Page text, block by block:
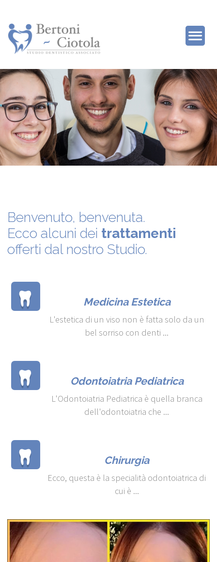
Benvenuto, benvenuta.
Ecco alcuni dei trattamenti
offerti dal nostro Studio.
Medicina Estetica
L'estetica di un viso non è fatta solo da un
bel sorriso con denti ...
Odontoiatria Pediatrica
L'Odontoiatria Pediatrica è quella branca
dell'odontoiatria che ...
Chirurgia
Ecco, questa è la specialità odontoiatrica di
cui è ...